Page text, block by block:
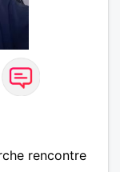
rencontre